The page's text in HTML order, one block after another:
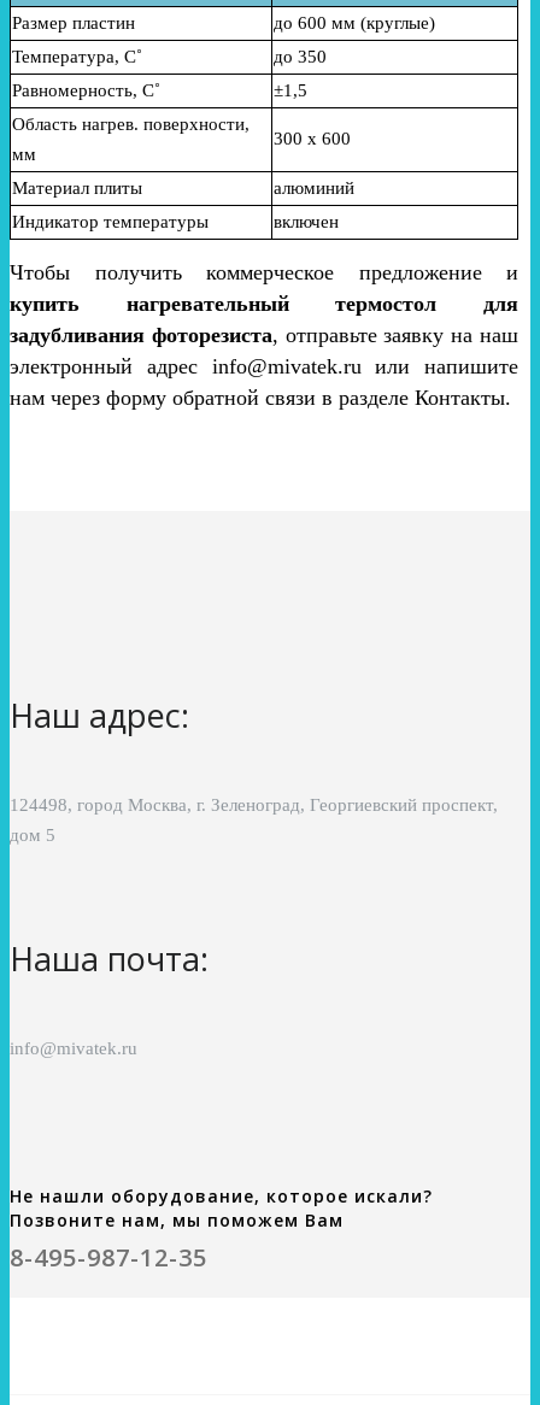
Размер пластин
до 600 мм (круглые)
Температура, С˚ до 350
Равномерность, С˚
±1,5
Область нагрев. поверхности,
мм
300 х 600
Материал плиты
алюминий
Индикатор температуры
включен
Чтобы получить коммерческое предложение и
купить нагревательный термостол для
задубливания фоторезиста, отправьте заявку на наш
электронный адрес info@mivatek.ru или напишите
нам через форму обратной связи в разделе Контакты.
Наш адрес:
124498, город Москва, г. Зеленоград, Георгиевский проспект,
дом 5
Наша почта:
info@mivatek.ru
Не нашли оборудование, которое искали?
Позвоните нам, мы поможем Вам
8-495-987-12-35